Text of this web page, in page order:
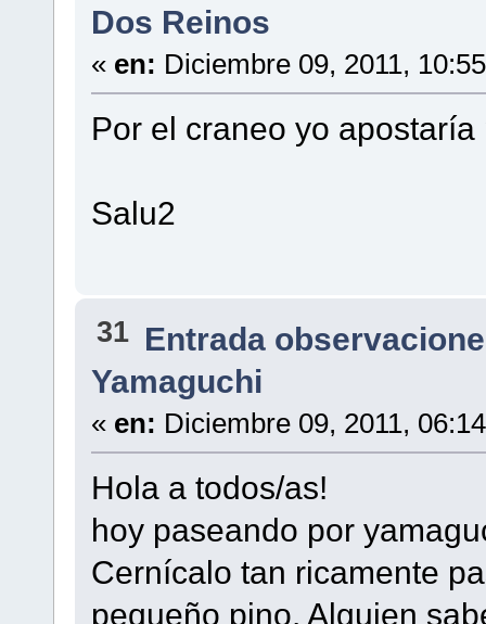
Dos Reinos
« en: Diciembre 09, 2011,
Por el craneo yo
Salu2
31 Entrada
Yamaguchi
« en: Diciembre 09, 2011,
Hola a todos/as!
hoy paseando por
Cernícalo tan ricamente
pequeño pino. Alguien